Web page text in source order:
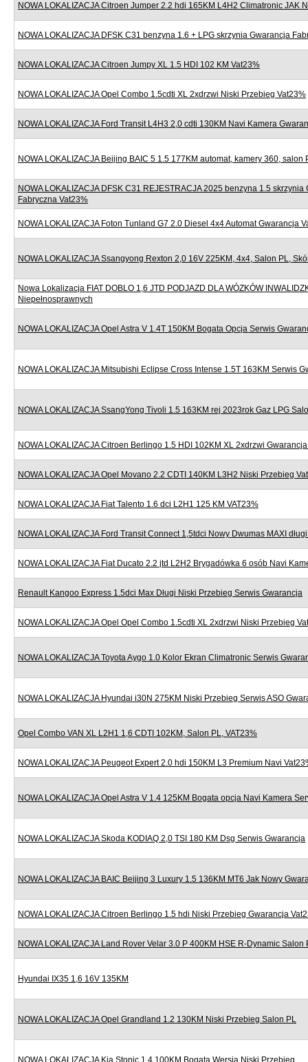
NOWA LOKALIZACJA Citroen Jumper 2.2 hdi 165KM L4H2 Climatronic JAK
NOWA LOKALIZACJA DFSK C31 benzyna 1.6 + LPG skrzynia Gwarancja
NOWA LOKALIZACJA Citroen Jumpy XL 1.5 HDI 102 KM Vat23%
NOWA LOKALIZACJA Opel Combo 1.5cdti XL 2xdrzwi Niski Przebieg Vat23%
NOWA LOKALIZACJA Ford Transit L4H3 2,0 cdti 130KM Navi Kamera
NOWA LOKALIZACJA Beijing BAIC 5 1.5 177KM automat, kamery 360, salon
NOWA LOKALIZACJA DFSK C31 REJESTRACJA 2025 benzyna 1.5 skrzynia
Fabryczna Vat23%
NOWA LOKALIZACJA Foton Tunland G7 2.0 Diesel 4x4 Automat Gwarancja
NOWA LOKALIZACJA Ssangyong Rexton 2,0 16V 225KM, 4x4, Salon PL,
Nowa Lokalizacja FIAT DOBLO 1,6 JTD PODJAZD DLA WÓZKÓW
Niepełnosprawnych
NOWA LOKALIZACJA Opel Astra V 1.4T 150KM Bogata Opcja Serwis
NOWA LOKALIZACJA Mitsubishi Eclipse Cross Intense 1.5T 163KM Serwis
NOWA LOKALIZACJA SsangYong Tivoli 1.5 163KM rej 2023rok Gaz LPG
NOWA LOKALIZACJA Citroen Berlingo 1.5 HDI 102KM XL 2xdrzwi
NOWA LOKALIZACJA Opel Movano 2.2 CDTI 140KM L3H2 Niski Przebieg
NOWA LOKALIZACJA Fiat Talento 1.6 dci L2H1 125 KM VAT23%
NOWA LOKALIZACJA Ford Transit Connect 1,5tdci Nowy Dwumas MAXI
NOWA LOKALIZACJA Fiat Ducato 2.2 jtd L2H2 Brygadówka 6 osób Navi
Renault Kangoo Express 1.5dci Max Długi Niski Przebieg Serwis Gwarancja
NOWA LOKALIZACJA Opel Opel Combo 1.5cdti XL 2xdrzwi Niski Przebieg
NOWA LOKALIZACJA Toyota Aygo 1.0 Kolor Ekran Climatronic Serwis
NOWA LOKALIZACJA Hyundai i30N 275KM Niski Przebieg Serwis ASO
Opel Combo VAN XL L2H1 1,6 CDTI 102KM, Salon PL, VAT23%
NOWA LOKALIZACJA Peugeot Expert 2.0 hdi 150KM L3 Premium Navi
NOWA LOKALIZACJA Opel Astra V 1.4 125KM Bogata opcja Navi Kamera
NOWA LOKALIZACJA Skoda KODIAQ 2,0 TSI 180 KM Dsg Serwis Gwarancja
NOWA LOKALIZACJA BAIC Beijing 3 Luxury 1.5 136KM MT6 Jak Nowy
NOWA LOKALIZACJA Citroen Berlingo 1.5 hdi Niski Przebieg Gwarancja
NOWA LOKALIZACJA Land Rover Velar 3.0 P 400KM HSE R-Dynamic Salon
Hyundai IX35 1,6 16V 135KM
NOWA LOKALIZACJA Opel Grandland 1.2 130KM Niski Przebieg Salon PL
NOWA LOKALIZACJA Kia Stonic 1.4 100KM Bogata Wersja Niski Przebieg